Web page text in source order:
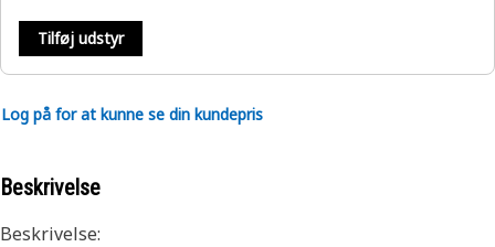
Tilføj udstyr
Log på for at kunne se din kundepris
Beskrivelse
Beskrivelse: